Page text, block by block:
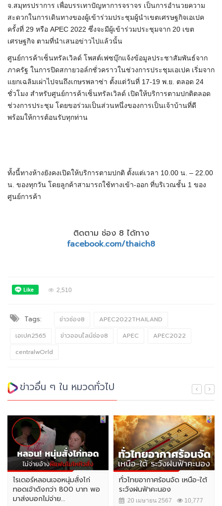
จ.สมุทรปราการ เพื่อบรรเทาปัญหาการจราจร เป็นการอำนวยความ
สะดวกในการเดินทางของผู้เข้าร่วมประชุมผู้นำเขตเศรษฐกิจเอเปค
ครั้งที่ 29 หรือ APEC 2022 ซึ่งจะมีผู้เข้าร่วมประชุมจาก 20 เขต
เศรษฐกิจ ตามที่นำเสนอข่าวไปแล้วนั้น
ศูนย์การค้าเซ็นทรัลเวิลด์ โพสต์เฟซบุ๊กแจ้งข้อมูลประชาสัมพันธ์จาก
ภาครัฐ ในการปิดสกายวอล์กชั่วคราวในช่วงการประชุมเอเปค เริ่มจาก
แยกเฉลิมเผ่าไปจนถึงเกษรพลาซ่า ตั้งแต่วันที่ 17-19 พ.ย. ตลอด 24
ชั่วโมง สำหรับศูนย์การค้าเซ็นทรัลเวิลด์ เปิดให้บริการตามปกติตลอด
ช่วงการประชุม โดยขอร่วมเป็นส่วนหนึ่งของการเป็นเจ้าบ้านที่ดี
พร้อมให้การต้อนรับทุกท่าน
ทั้งนี้ทางห้างยังคงเปิดให้บริการตามปกติ ตั้งแต่เวลา 10.00 น. – 22.00
น. ของทุกวัน โดยลูกค้าสามารถใช้ทางเข้า-ออก ที่บริเวณชั้น 1 ของ
ศูนย์การค้า
ติดตาม ช่อง 8 ได้ทาง
facebook.com/thaich8
2,510
Tags: ข่าวช่อง8
APEC2022THAILAND
เอเปค2565
ข่าวออนไลน์ช่อง8 APEC
APEC2022
centralwOrld
ข่าวอื่น ๆ ใน หมวดทั่วไป
ไรเดอร์หลอนเจอหนุ่มสั่งไก่
ทอดเจ้าดังกว่า 800 บาท พอ
มาส่งบอกไม่จ่าย...
ทั่วไทยอากาศร้อนจัด เหนือ-ใต้
ระวังฝนฟ้าคะนอง
20 เมษายน 2567 10,777